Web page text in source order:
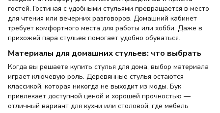
гостей. Гостиная с удобными стульями превращается в место
для чтения или вечерних разговоров. Домашний кабинет
требует комфортного места для работы или хобби. Даже в
прихожей пара стульев помогает удобно обуваться.
Материалы для домашних стульев: что выбрать
Когда вы решаете купить стулья для дома, выбор материала
играет ключевую роль. Деревянные стулья остаются
классикой, которая никогда не выходит из моды. Бук
привлекает доступной ценой и хорошей прочностью —
отличный вариант для кухни или столовой, где мебель